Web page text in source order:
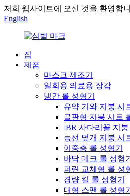
저희 웹사이트에 오신 것을 환영합
English
집
제품
마스크 제조기
일회용 의료용 장갑
냉간 롤 성형기
유약 기와 지붕 시
골판형 지붕 시트
IBR 사다리꼴 지붕
능선 덮개 지붕 시
이중층 롤 성형기
바닥 데크 롤 성형기
퍼린 교체형 롤 성
경량 킬 롤 성형기
대형 스팬 롤 성형기